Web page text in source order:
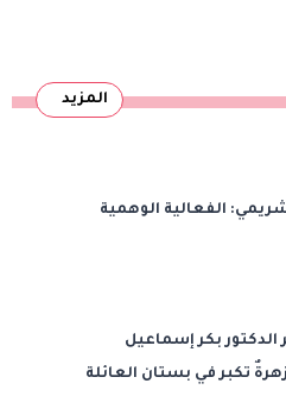
المزيد
الفعالية الوهمية
الدكتور بكر إسماعيل
تكبر في بستان العائلة